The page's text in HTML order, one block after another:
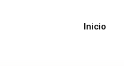
Inicio